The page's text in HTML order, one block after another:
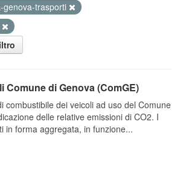
genova-trasporti
Comune di Genova (ComGE)
combustibile dei veicoli ad uso del Comune
delle relative emissioni di CO2. I
in forma aggregata, in funzione...